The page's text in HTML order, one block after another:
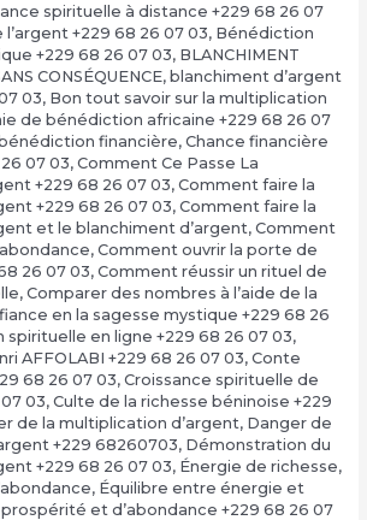
spirituelle à distance +229 68 26 07
+229 68 26 07 03, Bénédiction
+229 68 26 07 03, BLANCHIMENT
CONSÉQUENCE, blanchiment d’argent
03, Bon tout savoir sur la multiplication
de bénédiction africaine +229 68 26 07
financière, Chance financière
07 03, Comment Ce Passe La
+229 68 26 07 03, Comment faire la
+229 68 26 07 03, Comment faire la
et le blanchiment d’argent, Comment
, Comment ouvrir la porte de
26 07 03, Comment réussir un rituel de
, Comparer des nombres à l’aide de la
en la sagesse mystique +229 68 26
spirituelle en ligne +229 68 26 07 03,
AFFOLABI +229 68 26 07 03, Conte
68 26 07 03, Croissance spirituelle de
03, Culte de la richesse béninoise +229
de la multiplication d’argent, Danger de
+229 68260703, Démonstration du
+229 68 26 07 03, Énergie de richesse,
, Équilibre entre énergie et
et d’abondance +229 68 26 07